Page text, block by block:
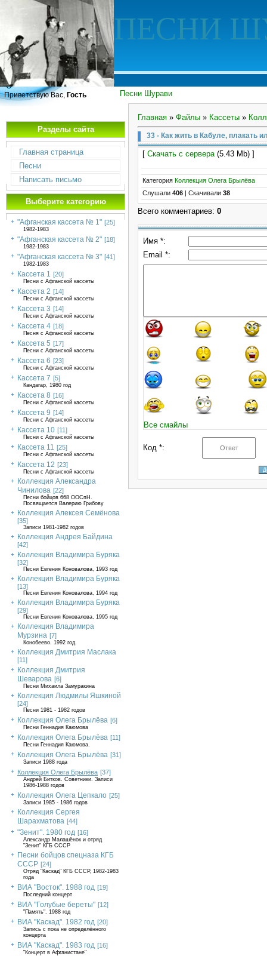
ПЕСНИ
Песни Шурави
Приветствую Вас, Гость
Разделы сайта
Главная страница
Песни
Написать письмо
Выберите категорию
"Афганская кассета № 1" [25]
1982-1983
"Афганская кассета № 2" [18]
1982-1983
"Афганская кассета № 3" [41]
1982-1983
Кассета 1 [20]
Песни с Афганской кассеты
Кассета 2 [14]
Песни с Афганской кассеты
Кассета 3 [14]
Песни с Афганской кассеты
Кассета 4 [18]
Песня с Афганской кассеты
Кассета 5 [17]
Песни с Афганской кассеты
Кассета 6 [23]
Песни с Афганской кассеты
Кассета 7 [5]
Кандагар, 1980 год
Кассета 8 [16]
Песни с Афганской кассеты
Кассета 9 [14]
Песни с Афганской кассеты
Кассета 10 [11]
Песни с Афганской кассеты
Кассета 11 [25]
Песни с Афганской кассеты
Кассета 12 [23]
Песни с Афганской кассеты
Коллекция Александра
Чинилова [22]
Песни бойцов 668 ООСпН.
Посвящается Валерию Грибову
Коллекция Алексея Семёнова
[35]
Записи 1981-1982 годов
Коллекция Андрея Байдина
[42]
Коллекция Владимира Буряка
[32]
Песни Евгения Коновалова, 1993 год
Коллекция Владимира Буряка
[13]
Песни Евгения Коновалова, 1994 год
Коллекция Владимира Буряка
[29]
Песни Евгения Коновалова, 1995 год
Коллекция Владимира
Мурзина [7]
Конобеево. 1992 год.
Коллекция Дмитрия Маслака
[11]
Коллекция Дмитрия
Шеварова [6]
Песни Михаила Замуракина
Коллекция Людмилы Яшкиной
[24]
Песни 1981 - 1982 годов
Коллекция Олега Брылёва [6]
Песни Геннадия Каюмова
Коллекция Олега Брылёва [11]
Песни Геннадия Каюмова.
Коллекция Олега Брылёва [31]
Записи 1988 года
Коллекция Олега Брылёва [37]
Андрей Битков. Советники. Записи
1986-1988 годов
Коллекция Олега Цепкало [25]
Записи 1985 - 1986 годов
Коллекция Сергея
Шарахматова [44]
"Зенит". 1980 год [16]
Александр Малашёнок и отряд
"Зенит" КГБ СССР
Песни бойцов спецназа КГБ
СССР [24]
Отряд "Каскад" КГБ СССР, 1982-1983
года
ВИА "Восток". 1988 год [19]
Последний концерт
ВИА "Голубые береты" [12]
"Память". 1988 год
ВИА "Каскад". 1982 год [20]
Запись с пока не определённого
концерта
ВИА "Каскад". 1983 год [16]
"Концерт в Афганистане"
Главная » Файлы » Кассеты »
33 - Как жить в Кабуле, плакать
[ Скачать с сервера(5.43 Mb) ]
Категория Коллекция Олега Брылёва
Слушали 406 Скачивали 38
Всего комментариев: 0
Имя *:
Email *:
Все смайлы
Код *: